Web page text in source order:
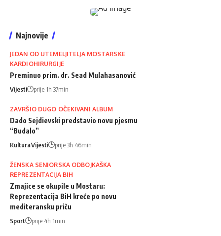
Najnovije
JEDAN OD UTEMELJITELJA MOSTARSKE
KARDIOHIRURGIJE
Preminuo prim. dr. Sead Mulahasanović
Vijesti prije 1h 37min
ZAVRŠIO DUGO OČEKIVANI ALBUM
Dado Sejdievski predstavio novu pjesmu
“Budalo”
KulturaVijesti prije 3h 46min
ŽENSKA SENIORSKA ODBOJKAŠKA
REPREZENTACIJA BIH
Zmajice se okupile u Mostaru:
Reprezentacija BiH kreće po novu
mediteransku priču
Sport prije 4h 1min